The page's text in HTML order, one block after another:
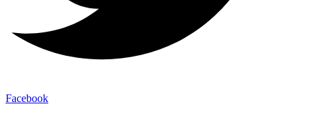
Facebook